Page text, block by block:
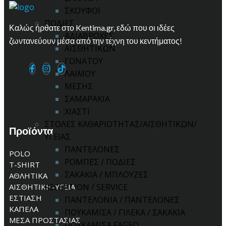
ΣΚΟΥΦΟΙ
ΠΟΔΙΕΣ
ΑΔΙΑΒΡΟΧΕΣ
ΑΙΣΘΗΤΙΚΩΝ
ΓΟΝΑΤΟΥ
ΛΑΙΜΟΥ
ΜΕΣΗΣ
ΣΑΜΑΡΑΚΙΑ
ΧΙΑΣΤΙ
ΣΤΟΛΕΣ ΚΑΘΑΡΙΟΤΗΤΑΣ/ΑΙΣΘΗΤΙΚΩΝ/
ΥΓΕΙΑΣ
ΠΑΝΤΕΛΟΝΕΣ
ΡΟΜΠΕΣ / ΠΟΔΙΕΣ
ΣΑΚΑΚΙΑ / ΜΠΛΟΥΖΕΣ
RECEPTION / SERVICE
ΠΑΝΤΕΛΟΝΙΑ / ΠΑΝΤΕΛΟΝΕΣ
ΠΟΥΚΑΜΙΣΑ / ΓΙΛΕΚΑ / ΣΑΚΑΚΙΑ
Καλώς ήρθατε στο Kentima.gr, εδώ που οι ιδέες
ζωντανεύουν μέσα από την τέχνη του κεντήματος!
Προϊόντα
POLO
T-SHIRT
ΑΘΛΗΤΙΚΑ
ΑΙΣΘΗΤΙΚΗ-ΥΓΕΙΑ
ΕΣΤΙΑΣΗ
ΚΑΠΕΛΑ
ΜΕΣΑ ΠΡΟΣΤΑΣΙΑΣ